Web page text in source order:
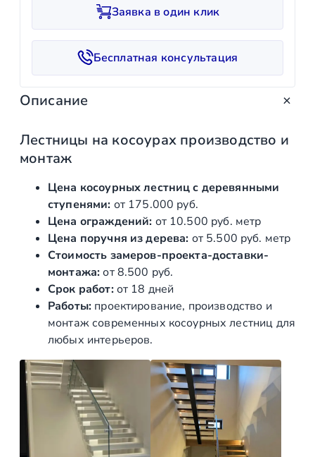
е
в
о
о
р
К
о
с
у
р
л
е
Заявка в один клик
Бесплатная консультация
Описание
Лестницы на косоурах производство и
монтаж
Цена косоурных лестниц с деревянными
ступенями: от 175.000 руб.
Цена ограждений: от 10.500 руб. метр
Цена поручня из дерева: от 5.500 руб. метр
Стоимость замеров-проекта-доставки-
монтажа:от 8.500 руб.
Срок работ:от 18 дней
Работы: проектирование, производство и
монтаж современных косоурных лестниц для
любых интерьеров.